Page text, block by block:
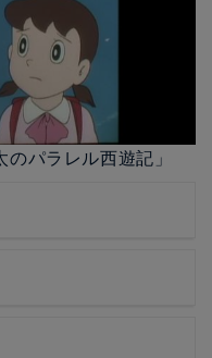
パラレル西遊記」